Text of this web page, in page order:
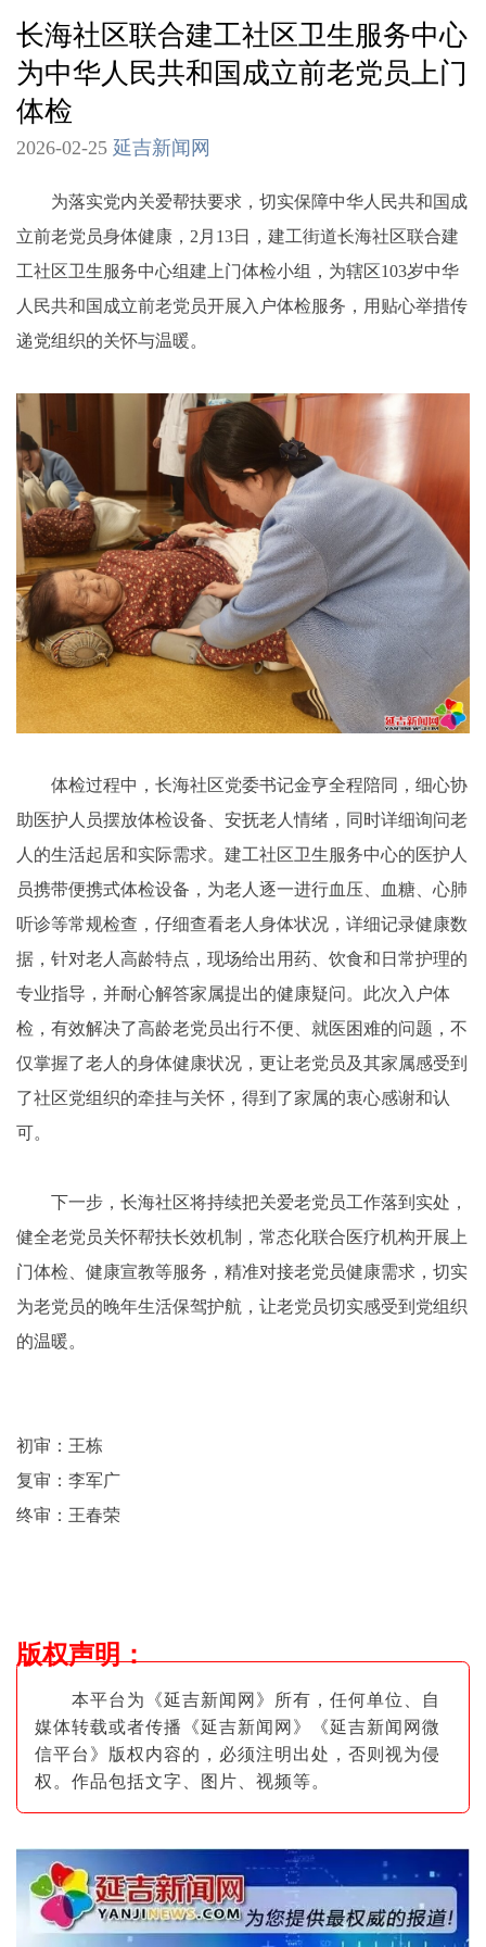
长海社区联合建工社区卫生服务中心
为中华人民共和国成立前老党员上门
体检
2026-02-25 延吉新闻网
为落实党内关爱帮扶要求，切实保障中华人民共和国成
立前老党员身体健康，2月13日，建工街道长海社区联合建
工社区卫生服务中心组建上门体检小组，为辖区103岁中华
人民共和国成立前老党员开展入户体检服务，用贴心举措传
递党组织的关怀与温暖。
体检过程中，长海社区党委书记金亨全程陪同，细心协
助医护人员摆放体检设备、安抚老人情绪，同时详细询问老
人的生活起居和实际需求。建工社区卫生服务中心的医护人
员携带便携式体检设备，为老人逐一进行血压、血糖、心肺
听诊等常规检查，仔细查看老人身体状况，详细记录健康数
据，针对老人高龄特点，现场给出用药、饮食和日常护理的
专业指导，并耐心解答家属提出的健康疑问。此次入户体
检，有效解决了高龄老党员出行不便、就医困难的问题，不
仅掌握了老人的身体健康状况，更让老党员及其家属感受到
了社区党组织的牵挂与关怀，得到了家属的衷心感谢和认
可。
下一步，长海社区将持续把关爱老党员工作落到实处，
健全老党员关怀帮扶长效机制，常态化联合医疗机构开展上
门体检、健康宣教等服务，精准对接老党员健康需求，切实
为老党员的晚年生活保驾护航，让老党员切实感受到党组织
的温暖。
初审：王栋
复审：李军广
终审：王春荣
版权声明：
本平台为《延吉新闻网》所有，任何单位、自
媒体转载或者传播《延吉新闻网》《延吉新闻网微
信平台》版权内容的，必须注明出处，否则视为侵
权。作品包括文字、图片 、视频等。